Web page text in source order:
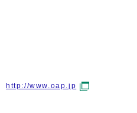
http://www.oap.jp